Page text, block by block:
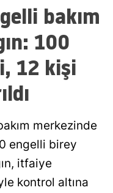
bakım
100
12 kişi
merkezinde
engelli birey
itfaiye
kontrol altına